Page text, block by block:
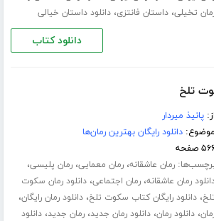
تخیلی،داستان فانتزی،دانلود داستان خیالی
دانلود کتاب
تلخ
از:پانیذ میردار
موضوع:دانلود رایگان بهترین رمان‌ها
صفحه
رمان عاشقانه،رمان معمایی،رمان پلیسی،
رمان عاشقانه،رمان اجتماعی،دانلود رمان سکوت
تلخ،دانلود رایگان کتاب سکوت تلخ،دانلود رمان رایگان،
،دانلود رمان،دانلود رمان جدید،رمان جدید،دانلود